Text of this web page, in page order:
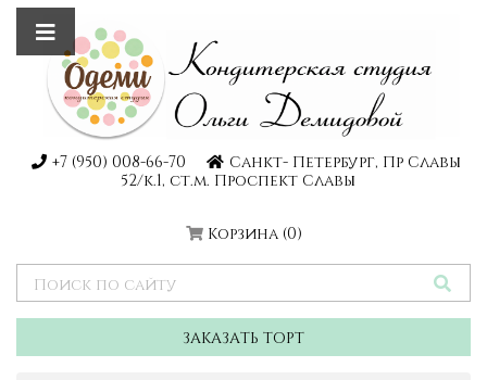
+7 (950) 008-66-70
Санкт- Петербург, Пр Славы
52/к.1, ст.м. Проспект Славы
Корзина (0)
ЗАКАЗАТЬ ТОРТ